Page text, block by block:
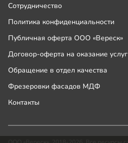
Сотрудничество
Политика конфиденциальности
Публичная оферта ООО «Вереск»
Договор-оферта на оказание услуг
Обращение в отдел качества
Фрезеровки фасадов МДФ
Контакты